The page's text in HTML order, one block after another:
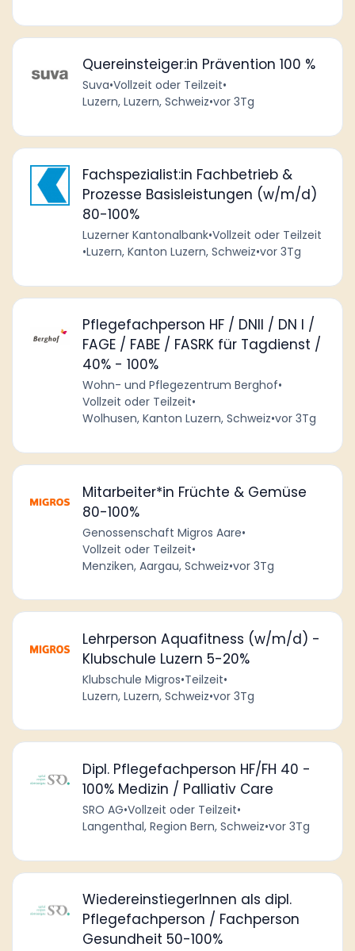
Quereinsteiger:in Prävention 100 %
Suva•Vollzeit oder Teilzeit•
Luzern, Luzern, Schweiz•vor 3Tg
Fachspezialist:in Fachbetrieb &
Prozesse Basisleistungen (w/m/d)
80-100%
Luzerner Kantonalbank•Vollzeit oder Teilzeit
•Luzern, Kanton Luzern, Schweiz•vor 3Tg
Pflegefachperson HF / DNII / DN I /
FAGE / FABE / FASRK für Tagdienst /
40% - 100%
Wohn- und Pflegezentrum Berghof•
Vollzeit oder Teilzeit•
Wolhusen, Kanton Luzern, Schweiz•vor 3Tg
Mitarbeiter*in Früchte & Gemüse
80-100%
Genossenschaft Migros Aare•
Vollzeit oder Teilzeit•
Menziken, Aargau, Schweiz•vor 3Tg
Lehrperson Aquafitness (w/m/d) -
Klubschule Luzern 5-20%
Klubschule Migros•Teilzeit•
Luzern, Luzern, Schweiz•vor 3Tg
Dipl. Pflegefachperson HF/FH 40 -
100% Medizin / Palliativ Care
SRO AG•Vollzeit oder Teilzeit•
Langenthal, Region Bern, Schweiz•vor 3Tg
WiedereinstiegerInnen als dipl.
Pflegefachperson / Fachperson
Gesundheit 50-100%